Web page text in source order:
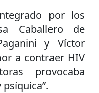
por los
Caballero de
y Víctor
a contraer HIV
provocaba